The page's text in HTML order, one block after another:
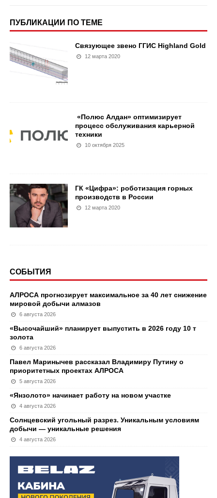
ПУБЛИКАЦИИ ПО ТЕМЕ
Связующее звено ГГИС Highland Gold
12 марта 2020
«Полюс Алдан» оптимизирует
процесс обслуживания карьерной
техники
10 октября 2025
ГК «Цифра»: роботизация горных
производств в России
12 марта 2020
СОБЫТИЯ
АЛРОСА прогнозирует максимальное за 40 лет снижение
мировой добычи алмазов
6 августа 2026
«Высочайший» планирует выпустить в 2026 году 10 т
золота
6 августа 2026
Павел Маринычев рассказал Владимиру Путину о
приоритетных проектах АЛРОСА
5 августа 2026
«Янзолото» начинает работу на новом участке
4 августа 2026
Солнцевский угольный разрез. Уникальным условиям
добычи — уникальные решения
4 августа 2026